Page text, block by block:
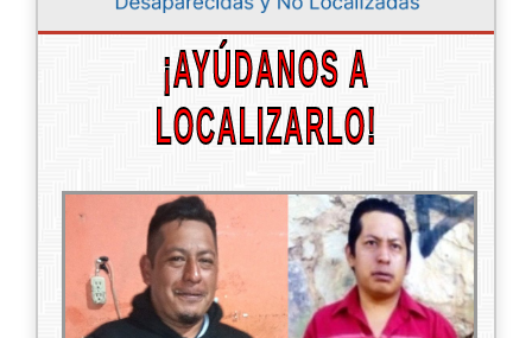
¡AYÚDANOS A
LOCALIZARLO!